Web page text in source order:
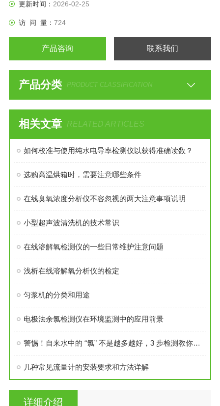
更新时间： 2026-02-25
访 问 量： 724
产品咨询 联系我们
产品分类 PRODUCT CLASSIFICATION
相关文章 RELATED ARTICLES
如何校准与使用纯水电导率检测仪以获得准确读数？
选购高温烘箱时，需要注意哪些条件
在线臭氧浓度分析仪不容忽视的两大注意事项说明
小型超声波清洗机的技术常识
在线溶解氧检测仪的一些日常维护注意问题
浅析在线溶解氧分析仪的检定
匀浆机的分类和用途
电极法余氯检测仪在环境监测中的应用前景
警惕！自来水中的 “氯” 不是越多越好，3 步检测教你看懂安全线
几种常见流量计的安装要求和方法详解
详细介绍